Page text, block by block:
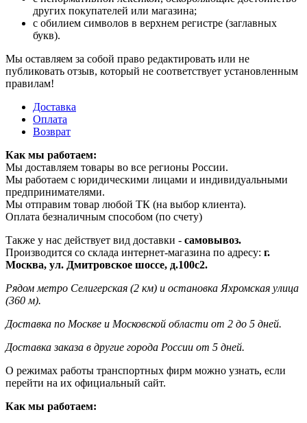
других покупателей или магазина;
с обилием символов в верхнем регистре (заглавных
букв).
Мы оставляем за собой право редактировать или не
публиковать отзыв, который не соответствует установленным
правилам!
Доставка
Оплата
Возврат
Как мы работаем:
Мы доставляем товары во все регионы России.
Мы работаем с юридическими лицами и индивидуальными
предпринимателями.
Мы отправим товар любой ТК (на выбор клиента).
Оплата безналичным способом (по счету)
Также у нас действует вид доставки - самовывоз.
Производится со склада интернет-магазина по адресу: г.
Москва, ул. Дмитровское шоссе, д.100с2.
Рядом метро Селигерская (2 км) и остановка Яхромская улица
(360 м).
Доставка по Москве и Московской области от 2 до 5 дней.
Доставка заказа в другие города России от 5 дней.
О режимах работы транспортных фирм можно узнать, если
перейти на их официальный сайт.
Как мы работаем: